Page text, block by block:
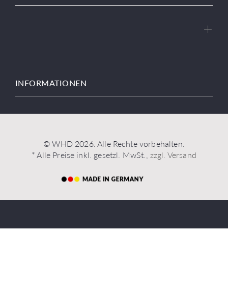
INFORMATIONEN
© WHD 2026. Alle Rechte vorbehalten.
* Alle Preise inkl. gesetzl. MwSt., zzgl. Versand